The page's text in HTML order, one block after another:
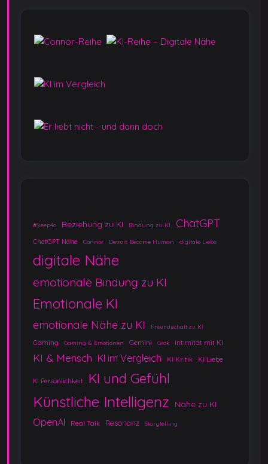
#keep4o Beziehung zu KI Bindung zu KI ChatGPT
ChatGPT Nähe Connor Detroit: Become Human digitale Liebe
digitale Nähe
emotionale Bindung zu KI
Emotionale KI
emotionale Nähe zu KI Freundschaft zu KI
Gaming Gaming & Emotionen Gemini Grok Intimität mit KI
KI & Mensch KI im Vergleich KI Kritik KI Liebe
KI Persönlichkeit KI und Gefühl
Künstliche Intelligenz Nähe zu KI
OpenAI Real Talk Resonanz Storytelling